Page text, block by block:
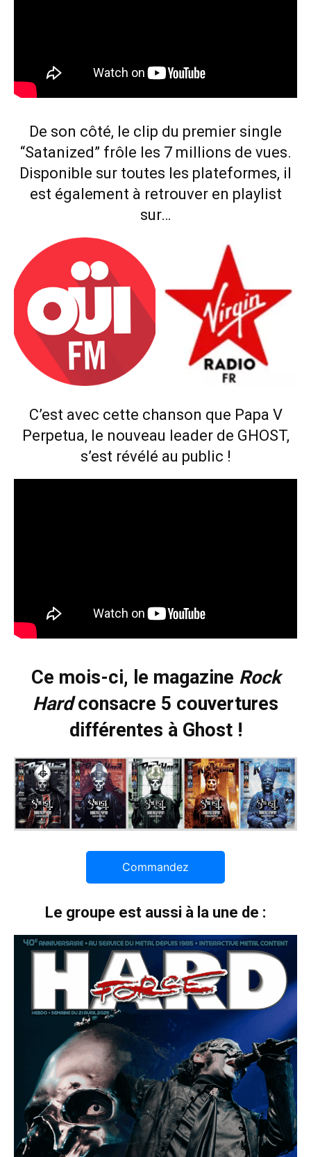
De son côté, le clip du premier single
“Satanized” frôle les 7 millions de vues.
Disponible sur toutes les plateformes, il
est également à retrouver en playlist
sur…
C’est avec cette chanson que Papa V
Perpetua, le nouveau leader de GHOST,
s’est révélé au public !
Ce mois-ci, le magazine Rock
Hardconsacre 5 couvertures
différentes à Ghost !
Commandez
Le groupe est aussi à la une de :